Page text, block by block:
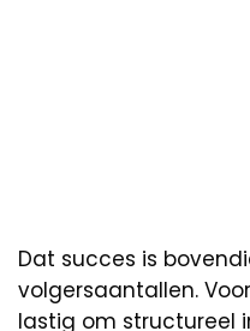
Dat succes is
volgersaantallen.
lastig om structureel